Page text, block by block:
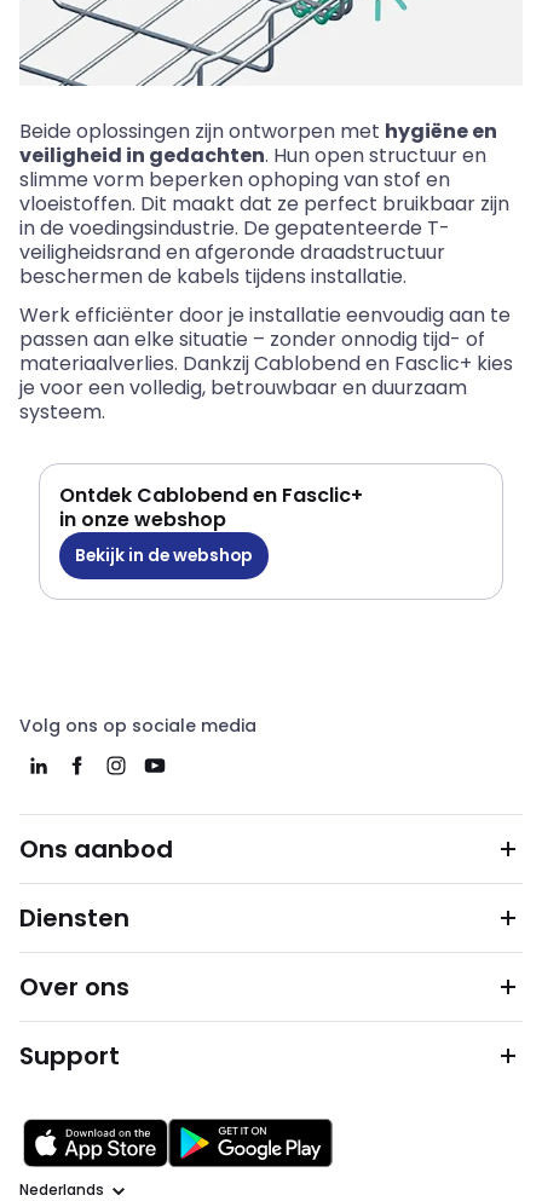
Beide oplossingen zijnontworpen met hygiëneen
veiligheid in gedachten. Hun openstructuuren
slimme vorm beperkenophopingvanstof en
vloeistoffen. Dit maakt dat ze perfect bruikbaar zijn
in de voedingsindustrie. De gepatenteerde T-
veiligheidsrandenafgeronde draadstructuur
beschermende kabels tijdens installatie.
Werkefficiënterdoorje installatie eenvoudigaan te
passenaanelke situatie – zonderonnodig tijd- of
materiaalverlies. DankzijCablobenden Fasclic+ kies
je vooreenvolledig, betrouwbaarenduurzaam
systeem.
Ontdek Cablobend en Fasclic+
in onze webshop
Bekijk in de webshop
Volg ons op sociale media
Ons aanbod
Diensten
Over ons
Support